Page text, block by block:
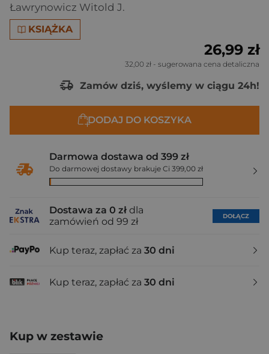
Ławrynowicz Witold J.
KSIĄŻKA
26,99 zł
32,00 zł - sugerowana cena detaliczna
Zamów dziś, wyślemy w ciągu 24h!
DODAJ DO KOSZYKA
Darmowa dostawa od 399 zł
Do darmowej dostawy brakuje Ci 399,00 zł
Dostawa za 0 zł dla
zamówień od 99 zł
DOŁĄCZ
Kup teraz, zapłać za 30 dni
Kup teraz, zapłać za 30 dni
Kup w zestawie